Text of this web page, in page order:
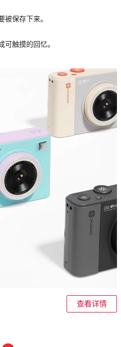
被保存下来。
可触摸的回忆。
查看详情